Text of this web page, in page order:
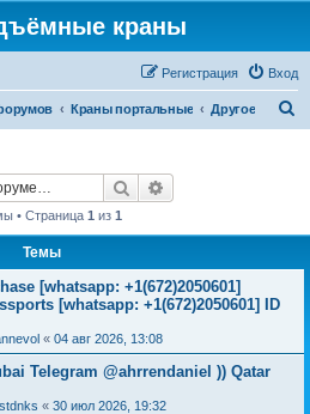
краны
Вход
Регистрация
Краны портальные Другое
Поиск
• Страница 1 из 1
Темы
[whatsapp: +1(672)2050601]
[whatsapp: +1(672)2050601] ID
« 04 авг 2026, 13:08
Telegram @ahrrendaniel )) Qatar
« 30 июл 2026, 19:32